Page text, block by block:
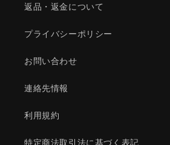
返品・返金について
プライバシーポリシー
お問い合わせ
連絡先情報
利用規約
特定商法取引法に基づく表記